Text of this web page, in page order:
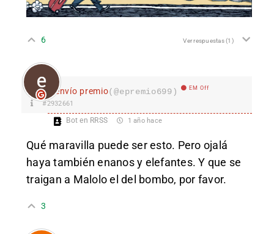
6 Ver respuestas(1)
envío premio(@epremio699) EM Off
#2932661
Bot en RRSS 1 año hace
Qué maravilla puede ser esto. Pero ojalá
haya también enanos y elefantes. Y que se
traigan a Malolo el del bombo, por favor.
3